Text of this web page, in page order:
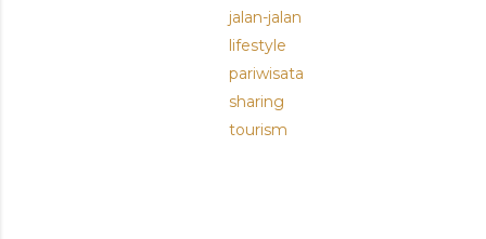
jalan-jalan
lifestyle
pariwisata
sharing
tourism